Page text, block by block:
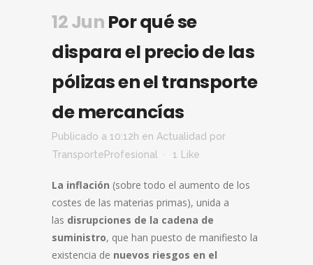
12 Jun Por qué se
dispara el precio de las
pólizas en el transporte
de mercancías
Publicado a 10:12h en Actualidad por
TransporteProfesional
1 Like
La inflación (sobre todo el aumento de los
costes de las materias primas), unida a
las disrupciones de la cadena de
suministro, que han puesto de manifiesto la
existencia de nuevos riesgos en el